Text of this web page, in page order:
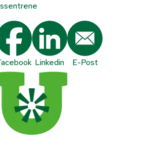
Linkedin E-Post